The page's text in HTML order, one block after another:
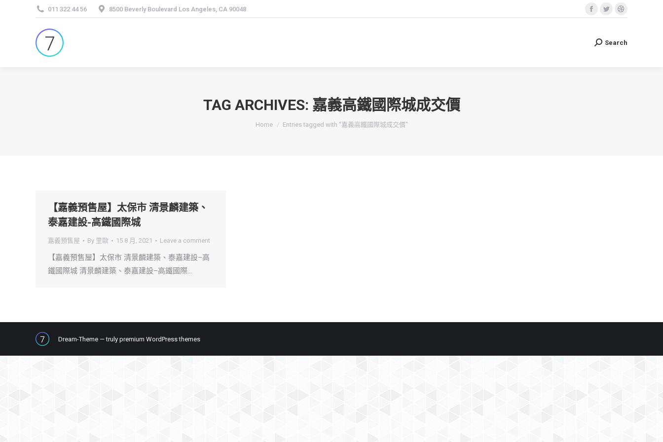
011 322 44 56 8500 Beverly Boulevard Los Angeles, CA 90048
Facebook
opens
Twitter
opens
Dribbble
opens
Search:
Search
TAG ARCHIVES: 嘉義高鐵國際城成交價
You are here:
Home Entries tagged with "嘉義高鐵國際城成交價"
【嘉義預售屋】太保市 清景麟建築、
泰嘉建設-高鐵國際城
嘉義預售屋 By 里歐 15 8 月, 2021 Leave a comment
【嘉義預售屋】太保市 清景麟建築、泰嘉建設–高
鐵國際城 清景麟建築、泰嘉建設–高鐵國際…
Dream-Theme — truly premium WordPress themes
Search:
Search